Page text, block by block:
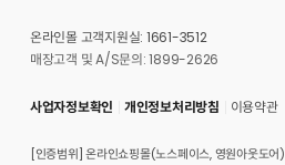
온라인몰 고객지원실: 1661-3512
매장고객 및 A/S문의: 1899-2626
사업자정보확인 개인정보처리방침 이용약관
[인증범위] 온라인쇼핑몰(노스페이스, 영원아웃도어)